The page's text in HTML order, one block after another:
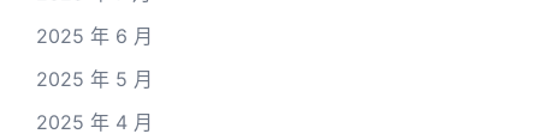
2025 年 6 月
2025 年 5 月
2025 年 4 月